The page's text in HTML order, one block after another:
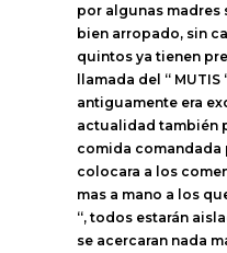
por algunas
bien arropado, sin
quintos ya tienen
llamada del “
antiguamente era
actualidad también
comida
colocara a los
mas a mano a los
“, todos estarán
se acercaran nada